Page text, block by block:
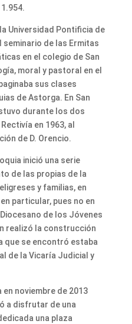
Universidad Pontificia de
de las Ermitas
en el colegio de San
moral y pastoral en el
sus clases
de Astorga. En San
durante los dos
en 1963, al
de D. Orencio.
inició una serie
de las propias de la
y familias, en
particular, pues no en
de los Jóvenes
realizó la construcción
que se encontró estaba
de la Vicaría Judicial y
noviembre de 2013
a disfrutar de una
una plaza